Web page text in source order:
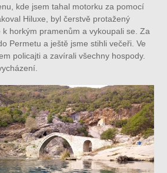
kde jsem tahal motorku za pomocí
Hiluxe, byl čerstvě protažený
k horkým pramenům a vykoupali se. Za
Permetu a ještě jsme stihli večeři. Ve
policajti a zavírali všechny hospody.